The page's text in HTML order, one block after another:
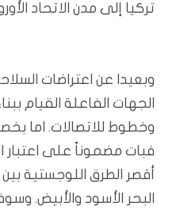
تركيا إلى مدن الاتحاد
وبعيدا عن اعتراضات
الجهات الفاعلة القيام
وخطوط للاتصالات. اما
فبات مضموناً على اعتبار
أقصر الطرق اللوجستية
البحر الأسود والأبيض.